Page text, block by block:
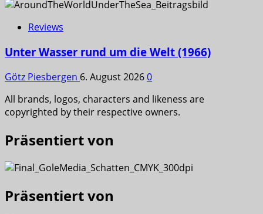
Reviews
Unter Wasser rund um die Welt (1966)
Götz Piesbergen 6. August 20260
All brands, logos, characters and likeness are
copyrighted by their respective owners.
Präsentiert von
Präsentiert von